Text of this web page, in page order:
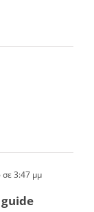
σε 3:47 μμ